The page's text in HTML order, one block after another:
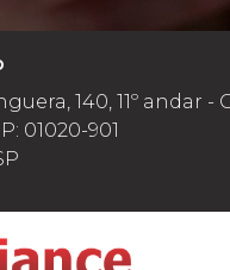
140, 11º andar -
01020-901